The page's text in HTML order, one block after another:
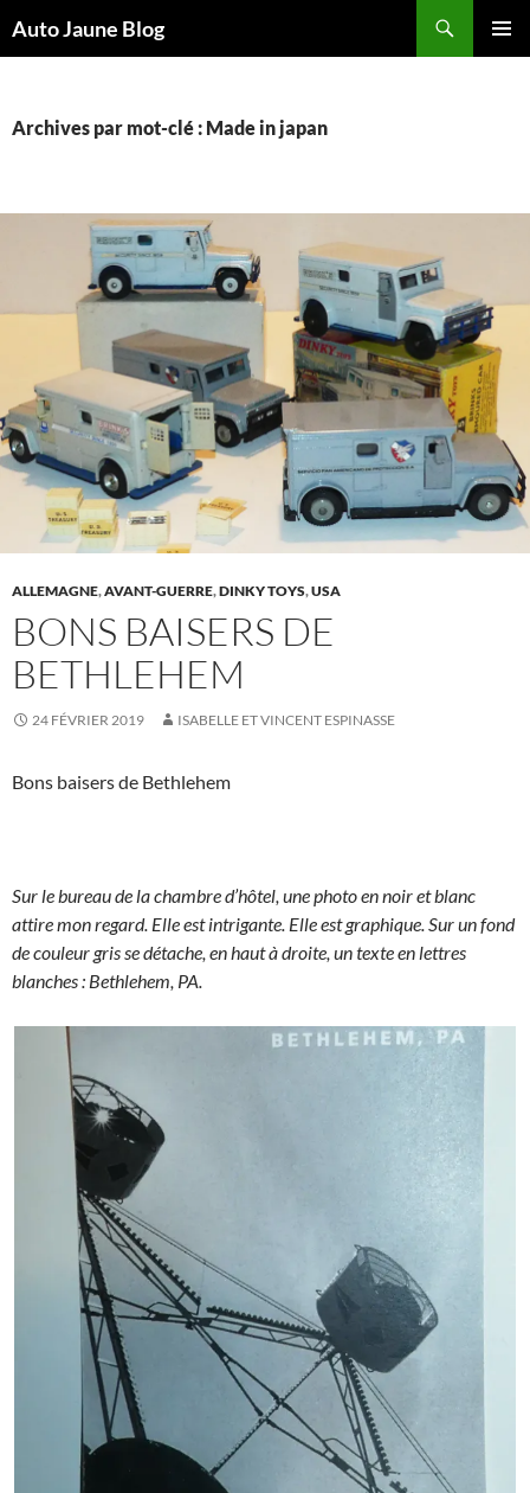
Auto Jaune Blog
Archives par mot-clé : Made in japan
ALLEMAGNE,AVANT-GUERRE,DINKY TOYS,USA
BONS BAISERS DE
BETHLEHEM
24 FÉVRIER 2019 ISABELLE ET VINCENT ESPINASSE
Bons baisers de Bethlehem
Sur le bureau de la chambre d’hôtel, une photo en noir et blanc
attire mon regard. Elle est intrigante. Elle est graphique. Sur un fond
de couleur gris se détache, en haut à droite, un texte en lettres
blanches : Bethlehem, PA.